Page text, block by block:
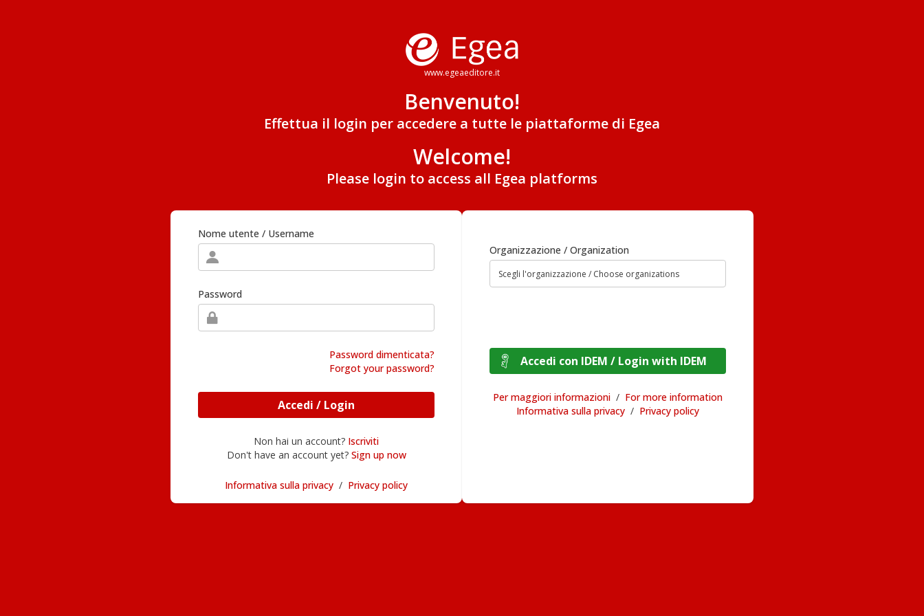
www.egeaeditore.it
Benvenuto!
Effettua il login per accedere a tutte le piattaforme di Egea
Welcome!
Please login to access all Egea platforms
Nome utente / Username
Password
Password dimenticata?
Forgot your password?
Accedi / Login
Non hai un account? Iscriviti
Don't have an account yet? Sign up now
Informativa sulla privacy / Privacy policy
Organizzazione / Organization
Accedi con IDEM / Login with IDEM
Per maggiori informazioni / For more information
Informativa sulla privacy / Privacy policy